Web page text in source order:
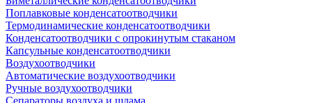
Поплавковые конденсатоотводчики
Термодинамические конденсатоотводчики
Конденсатоотводчики с опрокинутым стаканом
Капсульные конденсатоотводчики
Воздухоотводчики
Автоматические воздухоотводчики
Ручные воздухоотводчики
Сепараторы воздуха и шлама